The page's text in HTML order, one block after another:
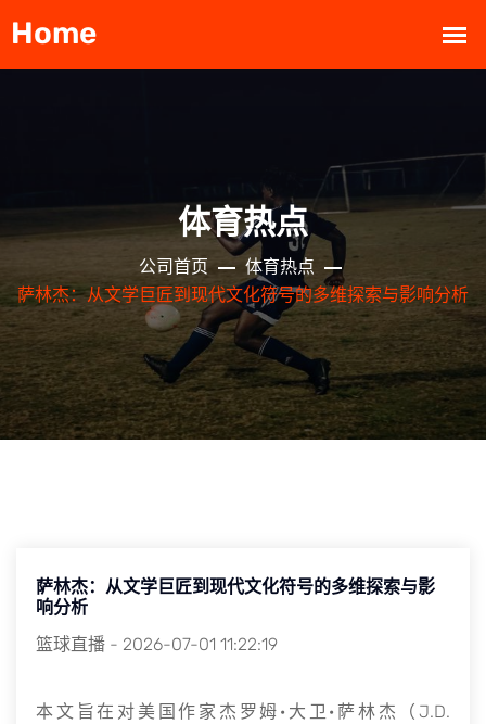
体育热点
公司首页
体育热点
萨林杰：从文学巨匠到现代文化符号的多维探索与影响分析
萨林杰：从文学巨匠到现代文化符号的多维探索与影
响分析
篮球直播 - 2026-07-01 11:22:19
本文旨在对美国作家杰罗姆·大卫·萨林杰（J.D.